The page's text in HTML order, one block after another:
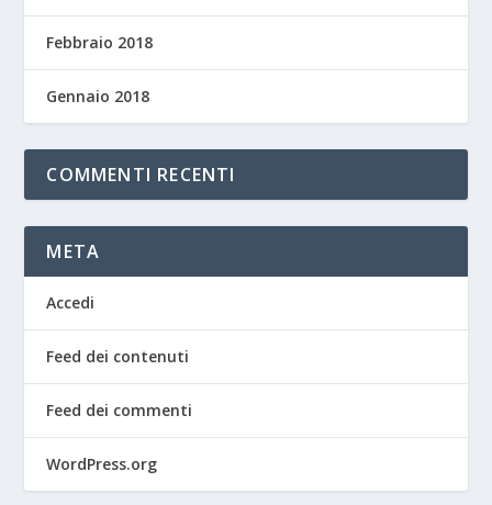
Febbraio 2018
Gennaio 2018
COMMENTI RECENTI
META
Accedi
Feed dei contenuti
Feed dei commenti
WordPress.org